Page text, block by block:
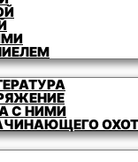
С НИМИ